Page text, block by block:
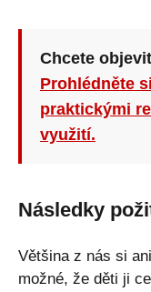
Chcete
Prohlédněte
praktickými
využití.
Následky
Většina z nás si
možné, že děti ji